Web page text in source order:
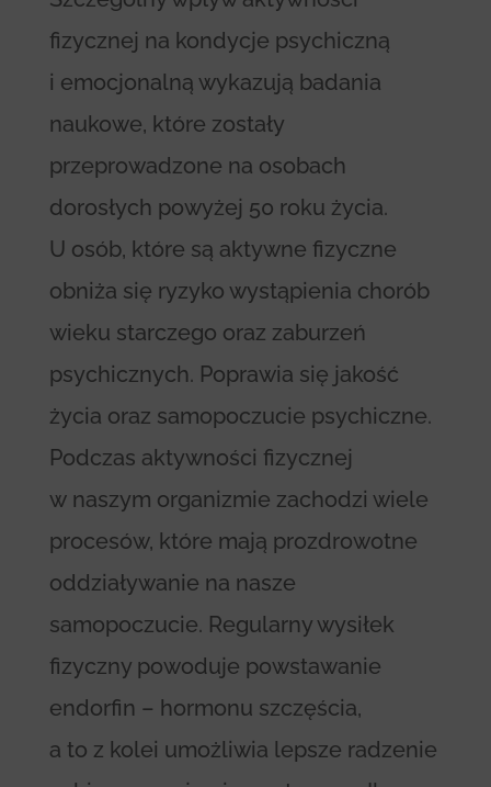
fizycznej na kondycje psychiczną
i emocjonalną wykazują badania
naukowe, które zostały
przeprowadzone na osobach
dorosłych powyżej 50 roku życia.
U osób, które są aktywne fizyczne
obniża się ryzyko wystąpienia chorób
wieku starczego oraz zaburzeń
psychicznych. Poprawia się jakość
życia oraz samopoczucie psychiczne.
Podczas aktywności fizycznej
w naszym organizmie zachodzi wiele
procesów, które mają prozdrowotne
oddziaływanie na nasze
samopoczucie. Regularny wysiłek
fizyczny powoduje powstawanie
endorfin – hormonu szczęścia,
a to z kolei umożliwia lepsze radzenie